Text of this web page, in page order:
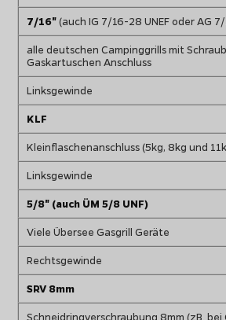
7/16"(auch IG 7/16-28 UNEF oder AG
alle deutschen Campinggrills mit
Gaskartuschen Anschluss
Linksgewinde
KLF
Kleinflaschenanschluss (5kg, 8kg und
Linksgewinde
5/8" (auch ÜM 5/8 UNF)
Viele Übersee Gasgrill Geräte
Rechtsgewinde
SRV 8mm
Schneidringverschraubung 8mm (zB.